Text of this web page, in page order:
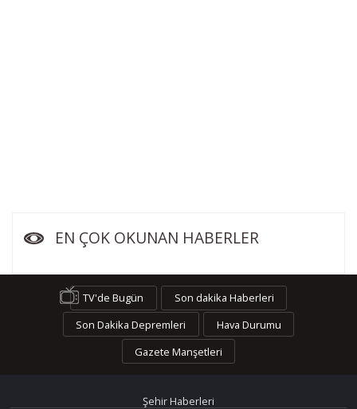
EN ÇOK OKUNAN HABERLER
TV'de Bugün
Son dakika Haberleri
Son Dakika Depremleri
Hava Durumu
Gazete Manşetleri
Şehir Haberleri